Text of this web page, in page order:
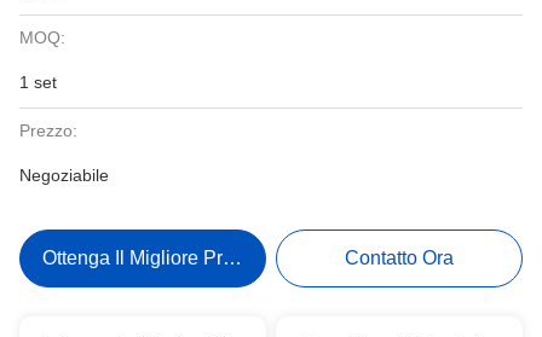
MOQ:
1 set
Prezzo:
Negoziabile
Ottenga Il Migliore Prezzo Contatto Ora